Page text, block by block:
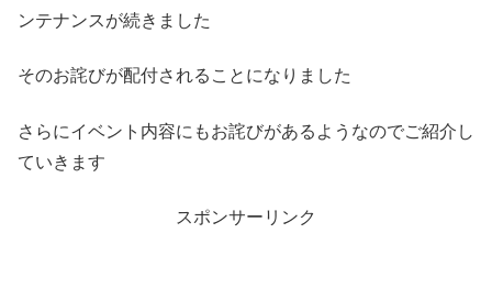
ンテナンスが続きました
そのお詫びが配付されることになりました
さらにイベント内容にもお詫びがあるようなのでご紹介し
ていきます
スポンサーリンク